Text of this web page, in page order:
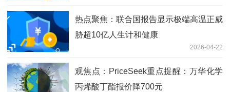
热点聚焦：联合国报告显示极端高温正威
胁超10亿人生计和健康
2026-04-22
观焦点：PriceSeek重点提醒：万华化学
丙烯酸丁酯报价降700元